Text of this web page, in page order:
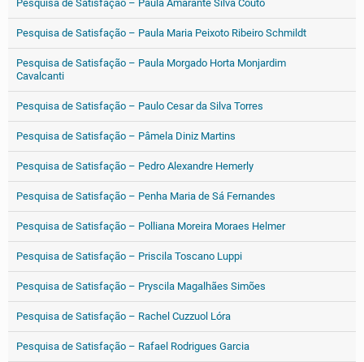
Pesquisa de Satisfação – Paula Amarante Silva Couto
Pesquisa de Satisfação – Paula Maria Peixoto Ribeiro Schmildt
Pesquisa de Satisfação – Paula Morgado Horta Monjardim
Cavalcanti
Pesquisa de Satisfação – Paulo Cesar da Silva Torres
Pesquisa de Satisfação – Pâmela Diniz Martins
Pesquisa de Satisfação – Pedro Alexandre Hemerly
Pesquisa de Satisfação – Penha Maria de Sá Fernandes
Pesquisa de Satisfação – Polliana Moreira Moraes Helmer
Pesquisa de Satisfação – Priscila Toscano Luppi
Pesquisa de Satisfação – Pryscila Magalhães Simões
Pesquisa de Satisfação – Rachel Cuzzuol Lóra
Pesquisa de Satisfação – Rafael Rodrigues Garcia